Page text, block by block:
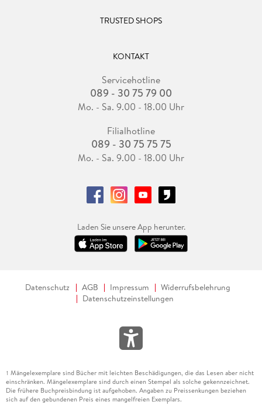
TRUSTED SHOPS
KONTAKT
Servicehotline
089 - 30 75 79 00
Mo. - Sa. 9.00 - 18.00 Uhr
Filialhotline
089 - 30 75 75 75
Mo. - Sa. 9.00 - 18.00 Uhr
Laden Sie unsere App herunter.
Datenschutz AGB Impressum
Widerrufsbelehrung
Datenschutzeinstellungen
1 Mängelexemplare sind Bücher mit leichten Beschädigungen, die das Lesen aber nicht
einschränken. Mängelexemplare sind durch einen Stempel als solche gekennzeichnet.
Die frühere Buchpreisbindung ist aufgehoben. Angaben zu Preissenkungen beziehen
sich auf den gebundenen Preis eines mangelfreien Exemplars.